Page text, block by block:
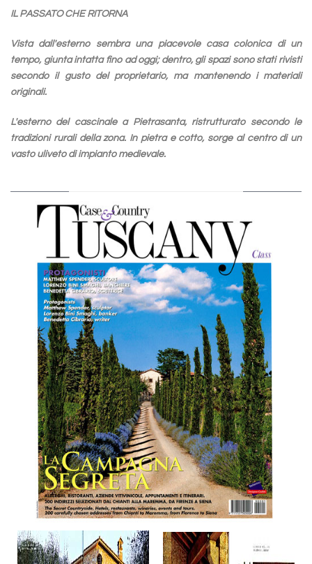
IL PASSATO CHE RITORNA
Vista dall'esterno sembra una piacevole casa colonica di un
tempo, giunta intatta fino ad oggi; dentro, gli spazi sono stati rivisti
secondo il gusto del proprietario, ma mantenendo i materiali
originali.
L'esterno del cascinale a Pietrasanta, ristrutturato secondo le
tradizioni rurali della zona. In pietra e cotto, sorge al centro di un
vasto uliveto di impianto medievale.